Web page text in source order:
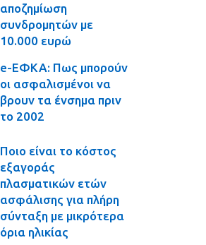
αποζημίωση
συνδρομητών με
10.000 ευρώ
e-ΕΦΚΑ: Πως μπορούν
οι ασφαλισμένοι να
βρουν τα ένσημα πριν
το 2002
Ποιο είναι το κόστος
εξαγοράς
πλασματικών ετών
ασφάλισης για πλήρη
σύνταξη με μικρότερα
όρια ηλικίας